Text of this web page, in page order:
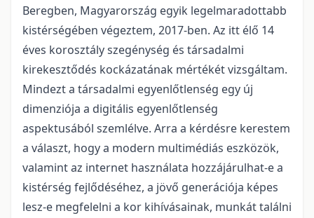
Beregben, Magyarország egyik legelmaradottabb
kistérségében végeztem, 2017-ben. Az itt élő 14
éves korosztály szegénység és társadalmi
kirekesztődés kockázatának mértékét vizsgáltam.
Mindezt a társadalmi egyenlőtlenség egy új
dimenziója a digitális egyenlőtlenség
aspektusából szemlélve. Arra a kérdésre kerestem
a választ, hogy a modern multimédiás eszközök,
valamint az internet használata hozzájárulhat-e a
kistérség fejlődéséhez, a jövő generációja képes
lesz-e megfelelni a kor kihívásainak, munkát találni